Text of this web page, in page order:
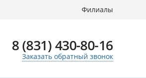
Филиалы
8 (831) 430-80-16
Заказать обратный звонок